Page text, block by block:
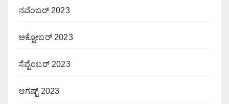
ನವೆಂಬರ್ 2023
ಅಕ್ಟೋಬರ್ 2023
ಸೆಪ್ಟೆಂಬರ್ 2023
ಆಗಷ್ಟ್ 2023